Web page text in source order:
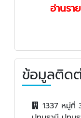
อ่านรา
ข้อมูลติด
1337 หมู่ที่